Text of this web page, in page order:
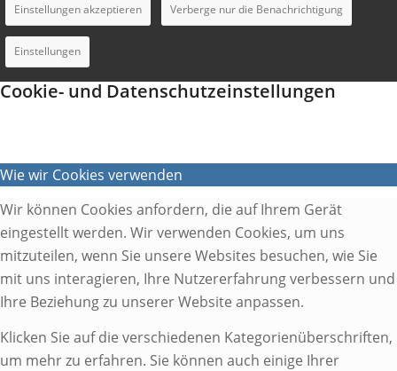
Einstellungen akzeptieren Verberge nur die Benachrichtigung
Einstellungen
Cookie- und Datenschutzeinstellungen
Wie wir Cookies verwenden
Wir können Cookies anfordern, die auf Ihrem Gerät
eingestellt werden. Wir verwenden Cookies, um uns
mitzuteilen, wenn Sie unsere Websites besuchen, wie Sie
mit uns interagieren, Ihre Nutzererfahrung verbessern und
Ihre Beziehung zu unserer Website anpassen.
Klicken Sie auf die verschiedenen Kategorienüberschriften,
um mehr zu erfahren. Sie können auch einige Ihrer